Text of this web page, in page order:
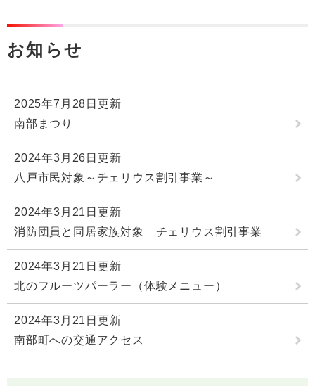
お知らせ
2025年7月28日更新
南部まつり
2024年3月26日更新
八戸市民対象～チェリウス割引事業～
2024年3月21日更新
消防団員と同居家族対象 チェリウス割引事業
2024年3月21日更新
北のフルーツパーラー（体験メニュー）
2024年3月21日更新
南部町への交通アクセス